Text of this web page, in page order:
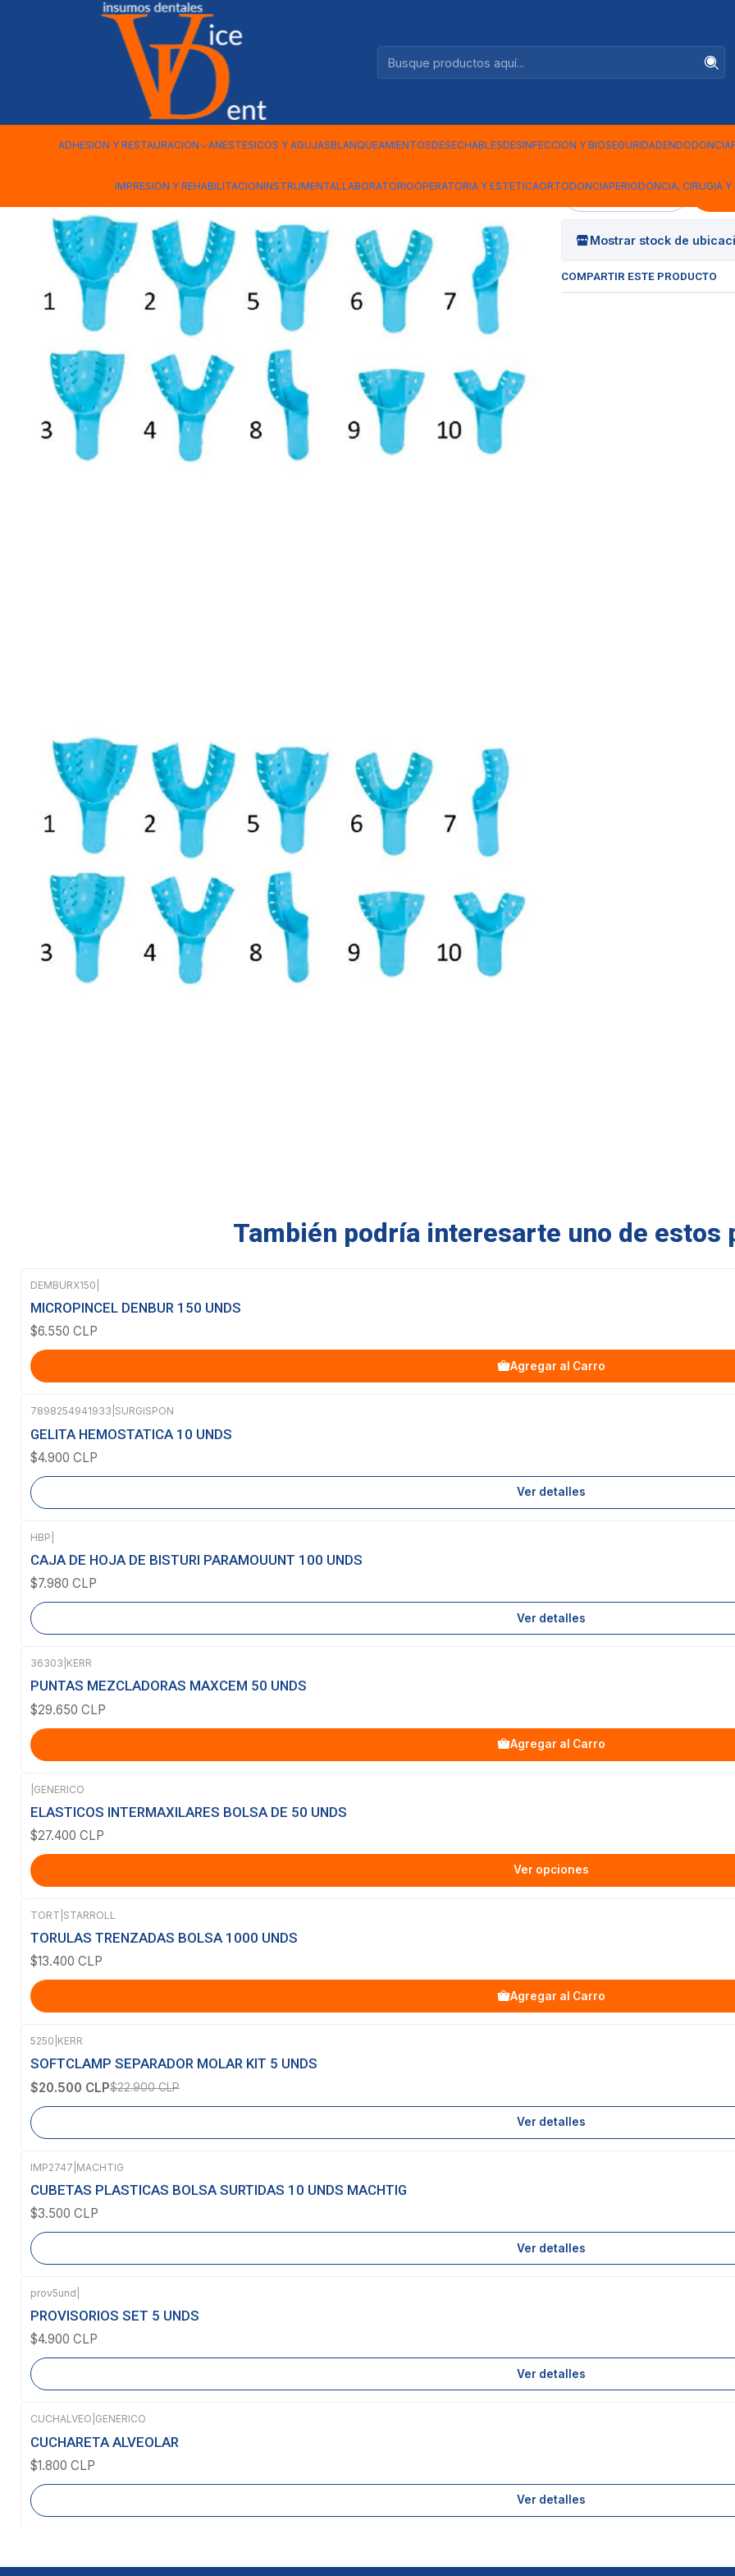
ADHESION Y RESTAURACION ANESTESICOS Y AGUJASBLANQUEAMIENTOSDESECHABLESDESINFECCION Y BIOSEGURIDADENDODONCIA
IMPRESION Y REHABILITACIONINSTRUMENTALLABORATORIOOPERATORIA Y ESTETICAORTODONCIAPERIODONCIA, CIRUGIA Y
INSTRUMENTAL CUBETAS PLASTICAS AZULES 10 UNDS ANDENT
UNDS
Mostrar stock de
COMPARTIR ESTE PRODUCTO
También podría interesarte uno de estos
DEMBURX150
MICROPINCEL DENBUR 150 UNDS
$6.550 CLP
Agregar al Carro
Agotado
7898254941933 SURGISPON
GELITA HEMOSTATICA 10 UNDS
$4.900 CLP
Ver detalles
Agotado
HBP
CAJA DE HOJA DE BISTURI PARAMOUUNT 100 UNDS
$7.980 CLP
Ver detalles
36303 KERR
PUNTAS MEZCLADORAS MAXCEM 50 UNDS
$29.650 CLP
Agregar al Carro
GENERICO
ELASTICOS INTERMAXILARES BOLSA DE 50 UNDS
$27.400 CLP
Ver opciones
TORT STARROLL
TORULAS TRENZADAS BOLSA 1000 UNDS
$13.400 CLP
Agregar al Carro
-10% OFF
Agotado
5250 KERR
SOFTCLAMP SEPARADOR MOLAR KIT 5 UNDS
$20.500 CLP$22.900 CLP
Ver detalles
Agotado
IMP2747 MACHTIG
CUBETAS PLASTICAS BOLSA SURTIDAS 10 UNDS MACHTIG
$3.500 CLP
Ver detalles
Agotado
prov5und
PROVISORIOS SET 5 UNDS
$4.900 CLP
Ver detalles
Agotado
CUCHALVEO GENERICO
CUCHARETA ALVEOLAR
$1.800 CLP
Ver detalles